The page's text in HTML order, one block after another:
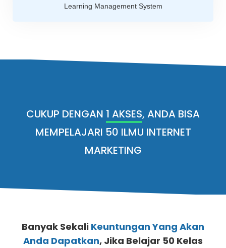
Learning Management System
CUKUP DENGAN 1 AKSES, ANDA BISA
MEMPELAJARI 50 ILMU INTERNET
MARKETING
Banyak Sekali Keuntungan Yang Akan
Anda Dapatkan, Jika Belajar 50 Kelas